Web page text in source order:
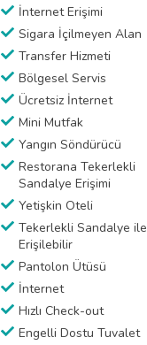
İnternet Erişimi
Sigara İçilmeyen Alan
Transfer Hizmeti
Bölgesel Servis
Ücretsiz İnternet
Mini Mutfak
Yangın Söndürücü
Restorana Tekerlekli
Sandalye Erişimi
Yetişkin Oteli
Tekerlekli Sandalye ile
Erişilebilir
Pantolon Ütüsü
İnternet
Hızlı Check-out
Engelli Dostu Tuvalet